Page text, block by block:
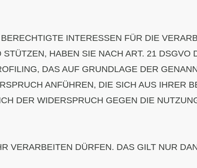
INTERESSEN FÜR DIE
HABEN SIE NACH ART. 21 DSGVO
DAS AUF GRUNDLAGE DER
ANFÜHREN, DIE SICH AUS IHRER
DER WIDERSPRUCH GEGEN DIE
VERARBEITEN DÜRFEN. DAS GILT NUR